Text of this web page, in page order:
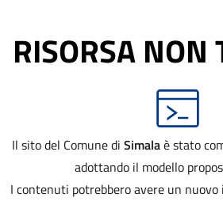
RISORSA NON
Il sito del Comune di Simalaè stato
adottando il modello
I contenuti potrebbero avere un nuovo